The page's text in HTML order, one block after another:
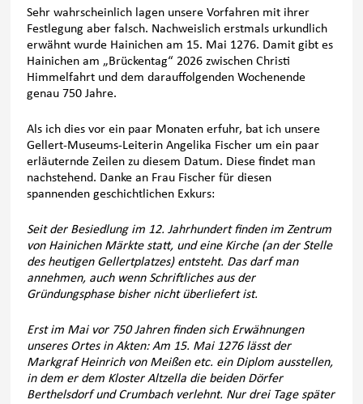
Sehr wahrscheinlich lagen unsere Vorfahren mit ihrer
Festlegung aber falsch. Nachweislich erstmals urkundlich
erwähnt wurde Hainichen am 15. Mai 1276. Damit gibt es
Hainichen am „Brückentag“ 2026 zwischen Christi
Himmelfahrt und dem darauffolgenden Wochenende
genau 750 Jahre.
Als ich dies vor ein paar Monaten erfuhr, bat ich unsere
Gellert-Museums-Leiterin Angelika Fischer um ein paar
erläuternde Zeilen zu diesem Datum. Diese findet man
nachstehend. Danke an Frau Fischer für diesen
spannenden geschichtlichen Exkurs:
Seit der Besiedlung im 12. Jahrhundert finden im Zentrum
von Hainichen Märkte statt, und eine Kirche (an der Stelle
des heutigen Gellertplatzes) entsteht. Das darf man
annehmen, auch wenn Schriftliches aus der
Gründungsphase bisher nicht überliefert ist.
Erst im Mai vor 750 Jahren finden sich Erwähnungen
unseres Ortes in Akten: Am 15. Mai 1276 lässt der
Markgraf Heinrich von Meißen etc. ein Diplom ausstellen,
in dem er dem Kloster Altzella die beiden Dörfer
Berthelsdorf und Crumbach verlehnt. Nur drei Tage später